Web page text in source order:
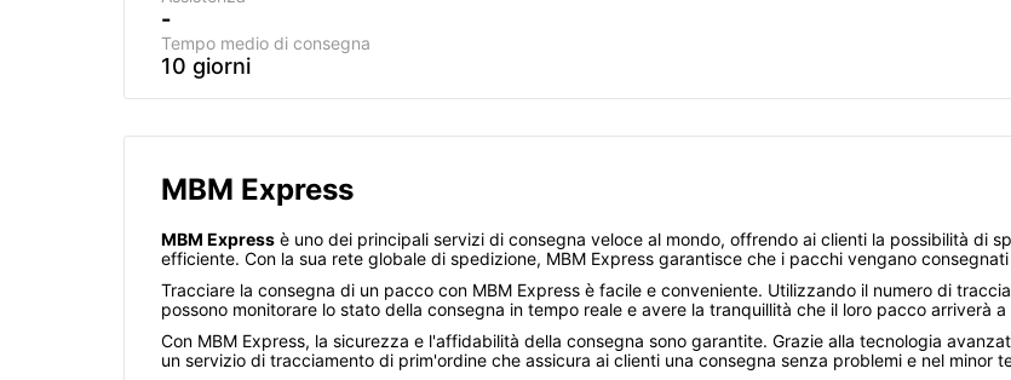
-
Tempo medio di consegna
10 giorni
MBM Express
MBM Express è uno dei principali servizi di consegna veloce al mondo, offrendo ai clienti la possibilità di
efficiente. Con la sua rete globale di spedizione, MBM Express garantisce che i pacchi vengano
Tracciare la consegna di un pacco con MBM Express è facile e conveniente. Utilizzando il numero di
possono monitorare lo stato della consegna in tempo reale e avere la tranquillità che il loro pacco arriverà
Con MBM Express, la sicurezza e l'affidabilità della consegna sono garantite. Grazie alla tecnologia
un servizio di tracciamento di prim'ordine che assicura ai clienti una consegna senza problemi e nel minor